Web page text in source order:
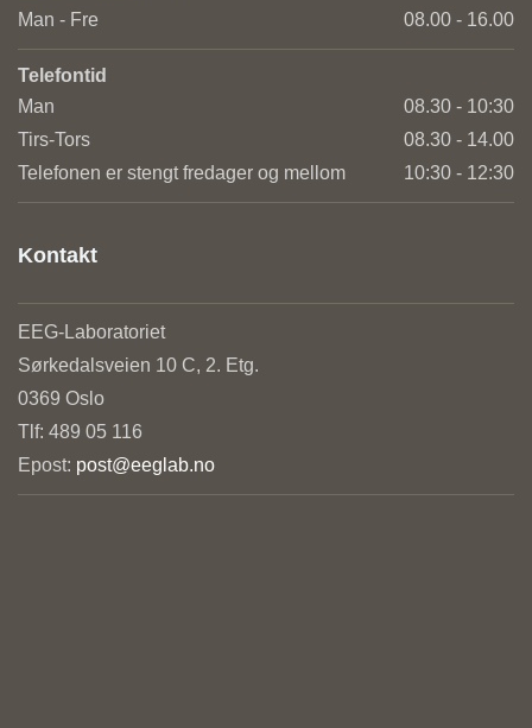
Man - Fre
08.00 - 16.00
Telefontid
Man
08.30 - 10:30
Tirs-Tors
08.30 - 14.00
Telefonen er stengt fredager og mellom
10:30 - 12:30
Kontakt
EEG-Laboratoriet
Sørkedalsveien 10 C, 2. Etg.
0369 Oslo
Tlf: 489 05 116
Epost: post@eeglab.no